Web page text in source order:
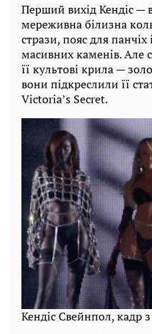
Перший вихід Кендіс —
мереживна білизна
стрази, пояс для панчіх
масивних каменів. Але
її культові крила —
вони підкреслили її
Victoria’s Secret.
Кендіс Свейнпол, кадр